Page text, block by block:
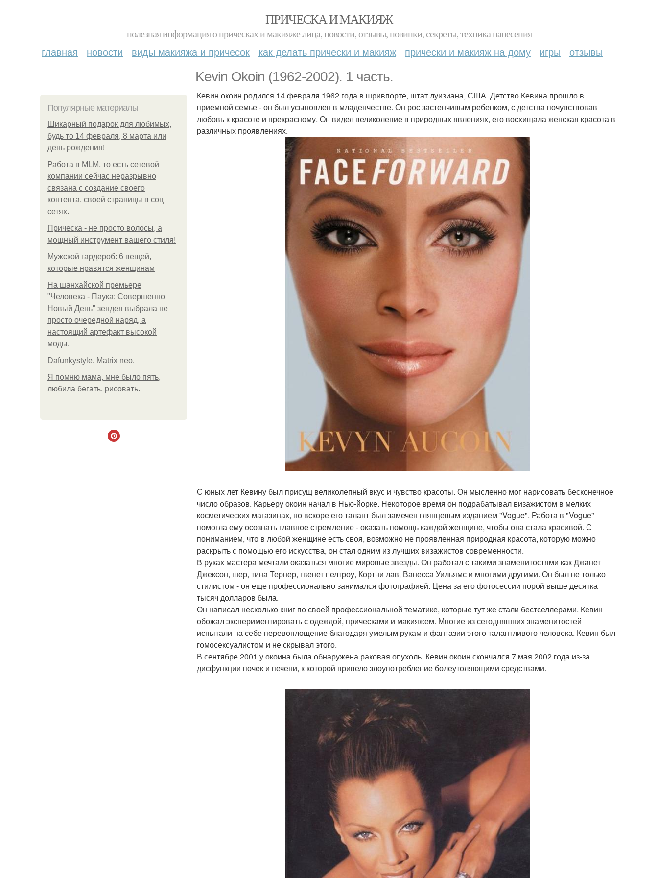
ПРИЧЕСКА И МАКИЯЖ
полезная информация о прическах и макияже лица, новости, отзывы, новинки, секреты, техника нанесения
главная новости виды макияжа и причесок как делать прически и макияж прически и макияж на дому игры отзывы
Kevin Okoin (1962-2002). 1 часть.
Популярные материалы
Шикарный подарок для любимых,
будь то 14 февраля, 8 марта или
день рождения!
Работа в MLM, то есть сетевой
компании сейчас неразрывно
связана с создание своего
контента, своей страницы в соц
сетях.
Прическа - не просто волосы, а
мощный инструмент вашего стиля!
Мужской гардероб: 6 вещей,
которые нравятся женщинам
На шанхайской премьере
"Человека - Паука: Совершенно
Новый День" зендея выбрала не
просто очередной наряд, а
настоящий артефакт высокой
моды.
Dafunkystyle. Matrix neo.
Я помню мама, мне было пять,
любила бегать, рисовать.
Кевин окоин родился 14 февраля 1962 года в шривпорте, штат луизиана, США. Детство Кевина прошло в
приемной семье - он был усыновлен в младенчестве. Он рос застенчивым ребенком, с детства почувствовав
любовь к красоте и прекрасному. Он видел великолепие в природных явлениях, его восхищала женская красота в
различных проявлениях.
С юных лет Кевину был присущ великолепный вкус и чувство красоты. Он мысленно мог нарисовать бесконечное
число образов. Карьеру окоин начал в Нью-йорке. Некоторое время он подрабатывал визажистом в мелких
косметических магазинах, но вскоре его талант был замечен глянцевым изданием "Vogue". Работа в "Vogue"
помогла ему осознать главное стремление - оказать помощь каждой женщине, чтобы она стала красивой. С
пониманием, что в любой женщине есть своя, возможно не проявленная природная красота, которую можно
раскрыть с помощью его искусства, он стал одним из лучших визажистов современности.
В руках мастера мечтали оказаться многие мировые звезды. Он работал с такими знаменитостями как Джанет
Джексон, шер, тина Тернер, гвенет пелтроу, Кортни лав, Ванесса Уильямс и многими другими. Он был не только
стилистом - он еще профессионально занимался фотографией. Цена за его фотосессии порой выше десятка
тысяч долларов была.
Он написал несколько книг по своей профессиональной тематике, которые тут же стали бестселлерами. Кевин
обожал экспериментировать с одеждой, прическами и макияжем. Многие из сегодняшних знаменитостей
испытали на себе перевоплощение благодаря умелым рукам и фантазии этого талантливого человека. Кевин был
гомосексуалистом и не скрывал этого.
В сентябре 2001 у окоина была обнаружена раковая опухоль. Кевин окоин скончался 7 мая 2002 года из-за
дисфункции почек и печени, к которой привело злоупотребление болеутоляющими средствами.